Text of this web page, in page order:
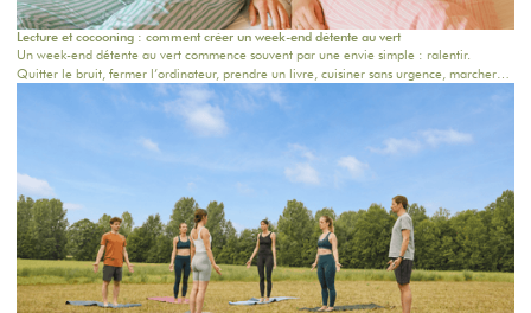
Lecture et cocooning : comment créer un week-end détente au vert
Un week-end détente au vert commence souvent par une envie simple : ralentir.
Quitter le bruit, fermer l’ordinateur, prendre un livre, cuisiner sans urgence, marcher
dans la nature et retrouver le confort d’une vraie maison.À une époque où tout va vite,
partir dans une maison de campagne proche Paris devient une manière douce de
reprendre possession de son temps. En couple, entre amis, en famille ou pour une
retraite bien-être, l’objectif est le même : respirer.Chez The Oasis House, nous
imaginons des maisons pensées pour ces moments-là : des lieux chaleureux, inspirants,
au vert, où l’on vient lire, dormir, cuisiner, se retrouver et profiter d’un cadre apaisant.